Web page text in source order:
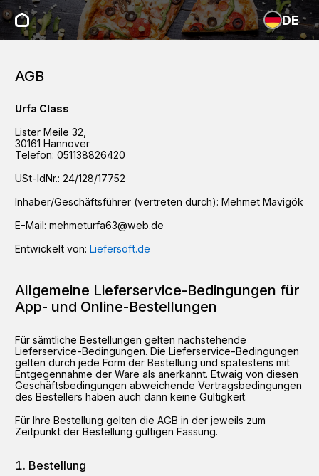
DE
AGB
Urfa Class
Lister Meile 32
30161 Hannover
Telefon: 051138826420
USt-IdNr.: 24/128/17752
Inhaber/Geschäftsführer (vertreten durch): Mehmet Mavigök
E-Mail: mehmeturfa63@web.de
Entwickelt von: Liefersoft.de
Allgemeine Lieferservice-Bedingungen für
App- und Online-Bestellungen
Für sämtliche Bestellungen gelten nachstehende
Lieferservice-Bedingungen. Die Lieferservice-Bedingungen
gelten durch jede Form der Bestellung und spätestens mit
Entgegennahme der Ware als anerkannt. Etwaig von diesen
Geschäftsbedingungen abweichende Vertragsbedingungen
des Bestellers haben auch dann keine Gültigkeit.
Für Ihre Bestellung gelten die AGB in der jeweils zum
Zeitpunkt der Bestellung gültigen Fassung.
Bestellung